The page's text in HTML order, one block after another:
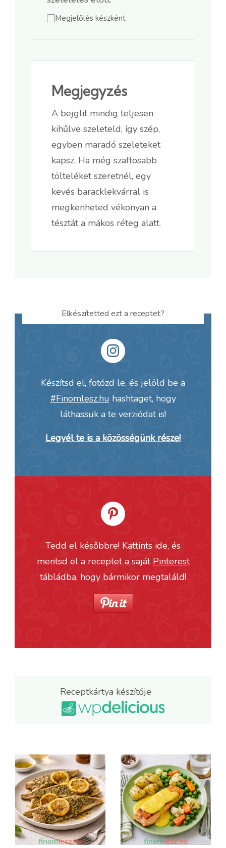
Megjelölés készként
Megjegyzés
A bejglit mindig teljesen
kihűlve szeleteld, így szép,
egyben maradó szeleteket
kapsz. Ha még szaftosabb
tölteléket szeretnél, egy
kevés baracklekvárral is
megkenheted vékonyan a
tésztát a mákos réteg alatt.
Elkészítetted ezt a receptet?
Készítsd el, fotózd le, és jelöld be a
#Finomlesz.hu hashtaget, hogy
láthassuk a te verziódat is!
Legyél te is a közösségünk része!
Tedd el későbbre! Kattints ide, és
mentsd el a receptet a saját Pinterest
tábládba, hogy bármikor megtaláld!
Receptkártya készítője